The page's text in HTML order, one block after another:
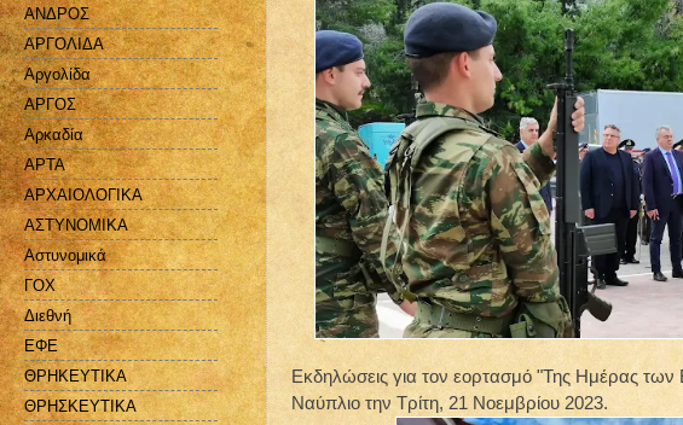
Εκδηλώσεις για τον εορτασμό "Της Ημέρας
Ναύπλιο την Τρίτη, 21 Νοεμβρίου 2023.
ΑΝΔΡΟΣ
ΑΡΓΟΛΙΔΑ
Αργολίδα
ΑΡΓΟΣ
Αρκαδία
ΑΡΤΑ
ΑΡΧΑΙΟΛΟΓΙΚΑ
ΑΣΤΥΝΟΜΙΚΑ
Αστυνομικά
ΓΟΧ
Διεθνή
ΕΦΕ
ΘΡΗΚΕΥΤΙΚΑ
ΘΡΗΣΚΕΥΤΙΚΑ